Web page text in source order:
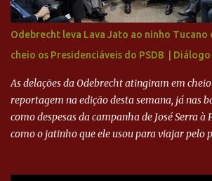
sua história na Raposa, pesaram para que
camisas 9 acertasse a compra do clube.
ADVOGADO DO CRUZEIRO NA SAF EXPLICA
CRUZEIRO - RONALDO COMPROU 90% DAS
Odebrecht leva Lava Jato ao ninho Tucano
cheio os Presidenciáveis do PSDB | Diálogo
As delações da Odebrecht atingiram em cheio
reportagem na edição desta semana, já nas
como despesas da campanha de José Serra à
como o jatinho que ele usou para viajar pelo